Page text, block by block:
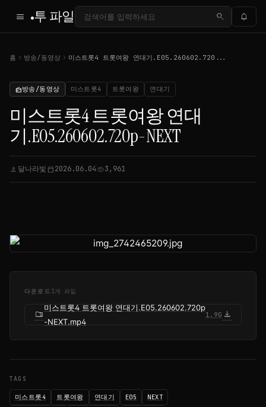
menu 투 파일 search notifications
홈 chevron_right 방송/동영상 chevron_right 미스트롯4 트롯여왕 연대기.E05.260602.720...
radio방송/동영상 미스트롯4 트롯여왕 연대기
미스트롯4 트롯여왕 연대
기.E05.260602.720p-NEXT
person 달나라빛 calendar_today2026.06.04visibility3,961
다운로드 1개 파일
folder_zip
미스트롯4 트롯여왕 연대기.E05.260602.720p
-NEXT.mp4
1.9G download
TAGS
미스트롯4 트롯여왕 연대기 E05 NEXT